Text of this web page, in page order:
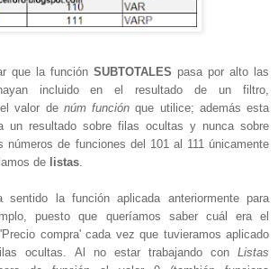
que la función SUBTOTALES pasa por alto las
incluido en el resultado de un filtro,
valor de núm función que utilice; además esta
un resultado sobre filas ocultas y nunca sobre
números de funciones del 101 al 111 únicamente
de listas.
sentido la función aplicada anteriormente para
puesto que queríamos saber cuál era el
compra' cada vez que tuvieramos aplicado
ocultas. Al no estar trabajando con Listas